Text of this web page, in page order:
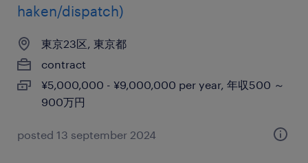
haken/dispatch)
東京23区, 東京都
contract
¥5,000,000 - ¥9,000,000 per year, 年収500 ～
900万円
posted 13 september 2024